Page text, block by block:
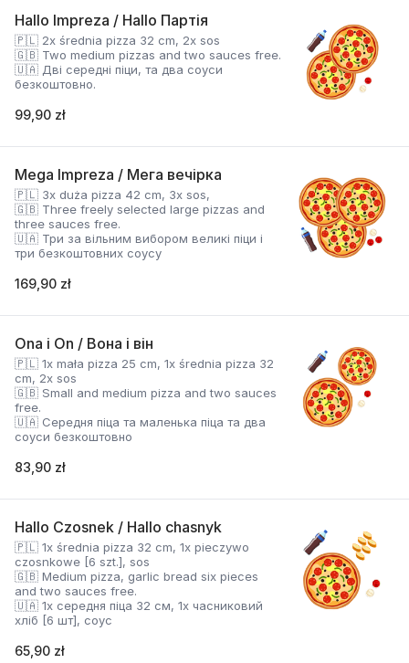
Hallo Impreza / Hallo Партія
🇵🇱 2x średnia pizza 32 cm, 2x sos
🇬🇧 Two medium pizzas and two sauces free.
🇺🇦 Дві середні піци, та два соуси
безкоштовно.
99,90 zł
Mega Impreza / Мега вечірка
🇵🇱 3x duża pizza 42 cm, 3x sos,
🇬🇧 Three freely selected large pizzas and
three sauces free.
🇺🇦 Три за вільним вибором великі піци і
три безкоштовних соусу
169,90 zł
Ona i On / Вона і він
🇵🇱 1x mała pizza 25 cm, 1x średnia pizza 32
cm, 2x sos
🇬🇧 Small and medium pizza and two sauces
free.
🇺🇦 Середня піца та маленька піца та два
соуси безкоштовно
83,90 zł
Hallo Czosnek / Hallo chasnyk
🇵🇱 1x średnia pizza 32 cm, 1x pieczywo
czosnkowe [6 szt.], sos
🇬🇧 Medium pizza, garlic bread six pieces
and two sauces free.
🇺🇦 1x середня піца 32 см, 1x часниковий
хліб [6 шт], соус
65,90 zł